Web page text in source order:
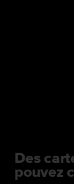
Des
pouvez